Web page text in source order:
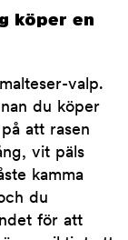
köper en
valp.
du köper
att rasen
vit päls
kamma
du
för att